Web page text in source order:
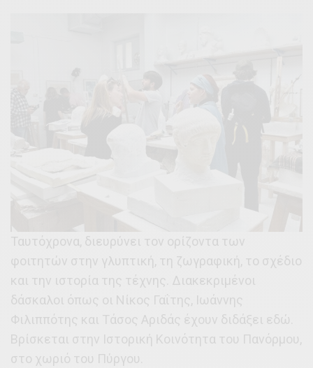
Ταυτόχρονα, διευρύνει τον ορίζοντα των
φοιτητών στην γλυπτική, τη ζωγραφική, το σχέδιο
και την ιστορία της τέχνης. Διακεκριμένοι
δάσκαλοι όπως οι Νίκος Γαΐτης, Ιωάννης
Φιλιππότης και Τάσος Αριδάς έχουν διδάξει εδώ.
Βρίσκεται στην Ιστορική Κοινότητα του Πανόρμου,
στο χωριό του Πύργου.